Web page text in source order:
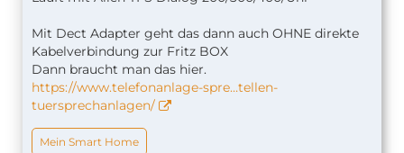
Mit Dect Adapter geht das dann auch OHNE direkte
Kabelverbindung zur Fritz BOX
Dann braucht man das hier.
https://www.telefonanlage-spre…tellen-
tuersprechanlagen/
Mein Smart Home